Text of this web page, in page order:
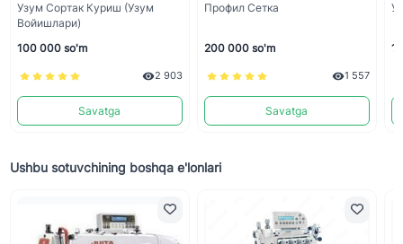
Узум Сортак Куриш (узум
Войишлари)
100 000 so'm
2 903
Savatga
Профил Сетка
200 000 so'm
1 557
Savatga
Ushbu sotuvchining boshqa e'lonlari